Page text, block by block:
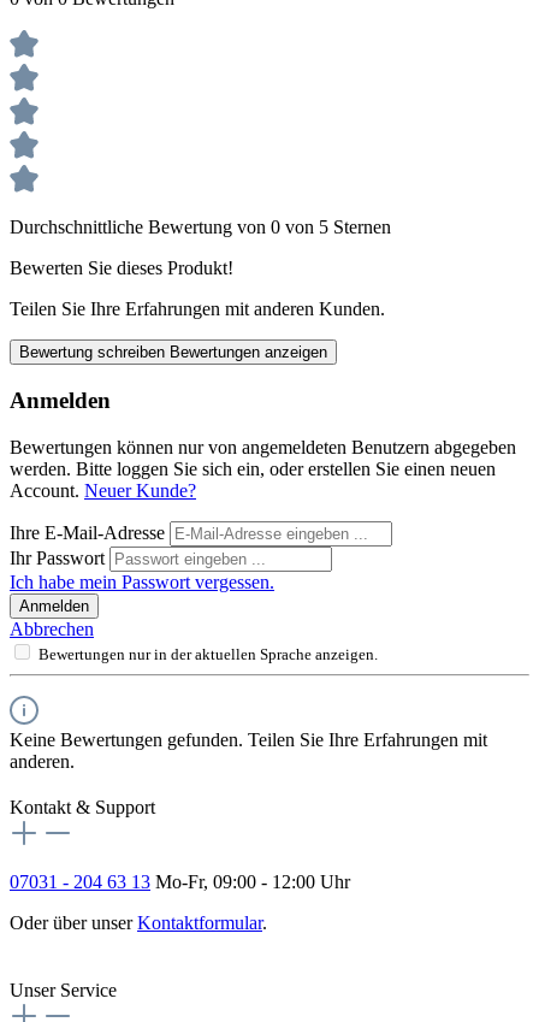
Durchschnittliche Bewertung von 0 von 5 Sternen
Bewerten Sie dieses Produkt!
Teilen Sie Ihre Erfahrungen mit anderen Kunden.
Bewertung schreiben Bewertungen anzeigen
Anmelden
Bewertungen können nur von angemeldeten Benutzern abgegeben
werden. Bitte loggen Sie sich ein, oder erstellen Sie einen neuen
Account. Neuer Kunde?
Ihre E-Mail-Adresse
Ihr Passwort
Ich habe mein Passwort vergessen.
Anmelden
Abbrechen
Bewertungen nur in der aktuellen Sprache anzeigen.
Keine Bewertungen gefunden. Teilen Sie Ihre Erfahrungen mit
anderen.
Kontakt & Support
07031 - 204 63 13 Mo-Fr, 09:00 - 12:00 Uhr
Oder über unserKontaktformular.
Unser Service